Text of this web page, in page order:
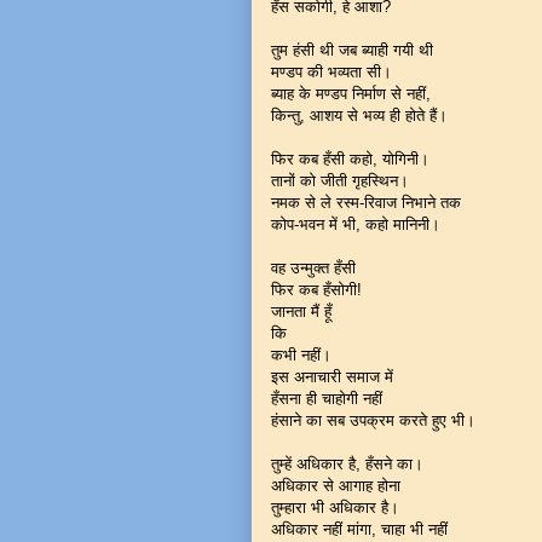
हँस सकोगी, हे आशा?
तुम हंसी थी जब ब्याही गयी थी
मण्डप की भव्यता सी।
ब्याह के मण्डप निर्माण से नहीं,
किन्तु, आशय से भव्य ही होते हैं।
फिर कब हँसी कहो, योगिनी।
तानों को जीती गृहस्थिन।
नमक से ले रस्म-रिवाज निभाने तक
कोप-भवन में भी, कहो मानिनी।
वह उन्मुक्त हँसी
फिर कब हँसोगी!
जानता मैं हूँ
कि
कभी नहीं।
इस अनाचारी समाज में
हँसना ही चाहोगी नहीं
हंसाने का सब उपक्रम करते हुए भी।
तुम्हें अधिकार है, हँसने का।
अधिकार से आगाह होना
तुम्हारा भी अधिकार है।
अधिकार नहीं मांगा, चाहा भी नहीं